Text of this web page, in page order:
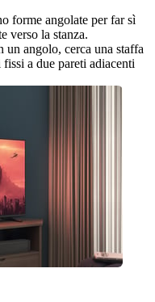
forme angolate per far sì
verso la stanza.
un angolo, cerca una staffa
a due pareti adiacenti